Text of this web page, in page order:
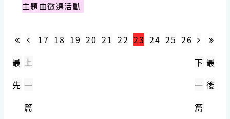
主題曲徵選活動
最
先
上
一
篇
17 18 19 20 21 22 23 24 25 26
下
一
篇
最
後